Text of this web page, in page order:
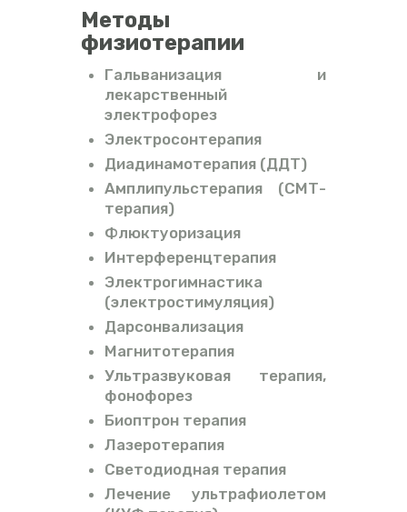
Методы
физиотерапии
Гальванизация и
лекарственный
электрофорез
Электросонтерапия
Диадинамотерапия (ДДТ)
Амплипульстерапия (СМТ-
терапия)
Флюктуоризация
Интерференцтерапия
Электрогимнастика
(электростимуляция)
Дарсонвализация
Магнитотерапия
Ультразвуковая терапия,
фонофорез
Биоптрон терапия
Лазеротерапия
Светодиодная терапия
Лечение ультрафиолетом